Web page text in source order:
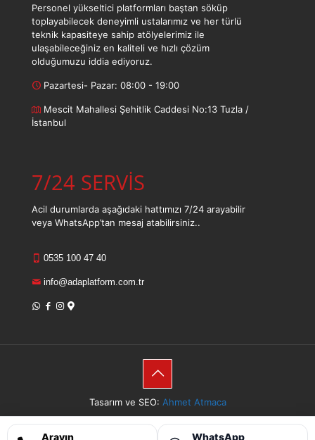
Personel yükseltici platformları baştan söküp
toplayabilecek deneyimli ustalarımız ve her türlü
teknik kapasiteye sahip atölyelerimiz ile
ulaşabileceğiniz en kaliteli ve hızlı çözüm
olduğumuzu iddia ediyoruz.
Pazartesi- Pazar: 08:00 - 19:00
Mescit Mahallesi Şehitlik Caddesi No:13 Tuzla /
İstanbul
7/24 SERVİS
Acil durumlarda aşağıdaki hattımızı 7/24 arayabilir
veya WhatsApp’tan mesaj atabilirsiniz..
0535 100 47 40
info@adaplatform.com.tr
Tasarım ve SEO: Ahmet Atmaca
Sitemap
Arayın WhatsApp